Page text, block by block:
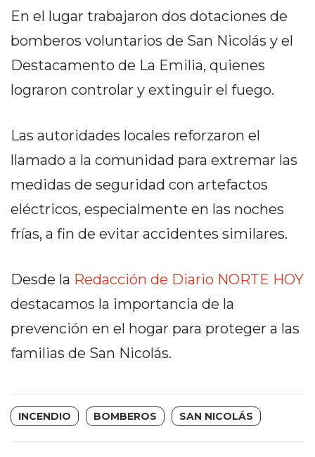
DIARIO
DEPORTIVO
GRUPO
MEDIOS
PUBLICITÁ
EN
HOY
HORA
CLAVE
VIRTUAL
NOTICIAS
SALTO
ZÁRATE
En el lugar trabajaron dos dotaciones de
bomberos voluntarios de San Nicolás y el
Destacamento de La Emilia, quienes
lograron controlar y extinguir el fuego.
Las autoridades locales reforzaron el
llamado a la comunidad para extremar las
medidas de seguridad con artefactos
eléctricos, especialmente en las noches
frías, a fin de evitar accidentes similares.
Desde la Redacción de Diario NORTE HOY
destacamos la importancia de la
prevención en el hogar para proteger a las
familias de San Nicolás.
INCENDIO BOMBEROS SAN NICOLÁS